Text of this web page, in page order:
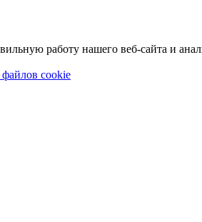
работу нашего веб-сайта и
cookie